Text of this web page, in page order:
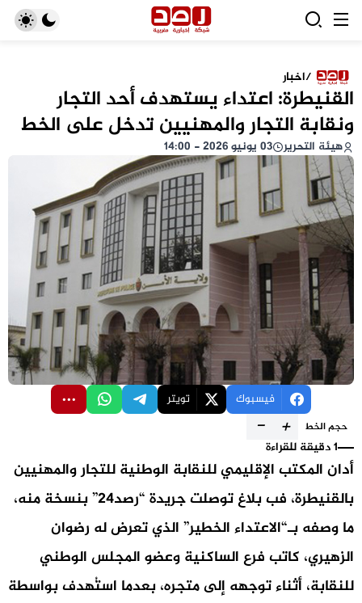
/اخبار
القنيطرة: اعتداء يستهدف أحد التجار
ونقابة التجار والمهنيين تدخل على الخط
هيئة التحرير 03 يونيو 2026 - 14:00
فيسبوك تويتر
حجم الخط +
-
1 دقيقة للقراءة
أدان المكتب الإقليمي للنقابة الوطنية للتجار والمهنيين
بالقنيطرة، فب بلاغ توصلت جريدة “رصد24” بنسخة منه،
ما وصفه بـ“الاعتداء الخطير” الذي تعرض له رضوان
الزهيري، كاتب فرع الساكنية وعضو المجلس الوطني
للنقابة، أثناء توجهه إلى متجره، بعدما استُهدف بواسطة